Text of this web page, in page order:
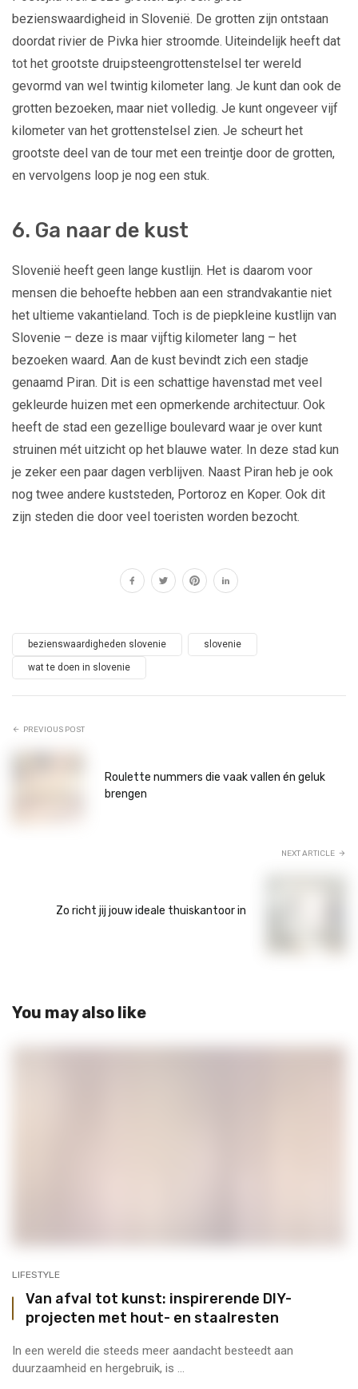
bezienswaardigheid in Slovenië. De grotten zijn ontstaan
doordat rivier de Pivka hier stroomde. Uiteindelijk heeft dat
tot het grootste druipsteengrottenstelsel ter wereld
gevormd van wel twintig kilometer lang. Je kunt dan ook de
grotten bezoeken, maar niet volledig. Je kunt ongeveer vijf
kilometer van het grottenstelsel zien. Je scheurt het
grootste deel van de tour met een treintje door de grotten,
en vervolgens loop je nog een stuk.
6. Ga naar de kust
Slovenië heeft geen lange kustlijn. Het is daarom voor
mensen die behoefte hebben aan een strandvakantie niet
het ultieme vakantieland. Toch is de piepkleine kustlijn van
Slovenie – deze is maar vijftig kilometer lang – het
bezoeken waard. Aan de kust bevindt zich een stadje
genaamd Piran. Dit is een schattige havenstad met veel
gekleurde huizen met een opmerkende architectuur. Ook
heeft de stad een gezellige boulevard waar je over kunt
struinen mét uitzicht op het blauwe water. In deze stad kun
je zeker een paar dagen verblijven. Naast Piran heb je ook
nog twee andere kuststeden, Portoroz en Koper. Ook dit
zijn steden die door veel toeristen worden bezocht.
bezienswaardigheden slovenie slovenie
wat te doen in slovenie
PREVIOUS POST
Roulette nummers die vaak vallen én geluk
brengen
NEXT ARTICLE
Zo richt jij jouw ideale thuiskantoor in
You may also like
LIFESTYLE
Van afval tot kunst: inspirerende DIY-
projecten met hout- en staalresten
In een wereld die steeds meer aandacht besteedt aan
duurzaamheid en hergebruik, is ...